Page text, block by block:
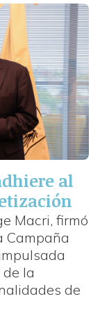
al
Macri, firmó
Campaña
la
de